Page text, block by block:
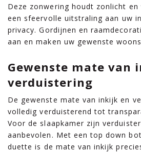
Deze zonwering houdt zonlicht
een sfeervolle uitstraling aan uw
privacy. Gordijnen en
aan en maken uw gewenste
Gewenste mate van
verduistering
De gewenste mate van inkijk en
volledig verduisterend tot
Voor de slaapkamer zijn
aanbevolen. Met een top down
duette is de mate van inkijk